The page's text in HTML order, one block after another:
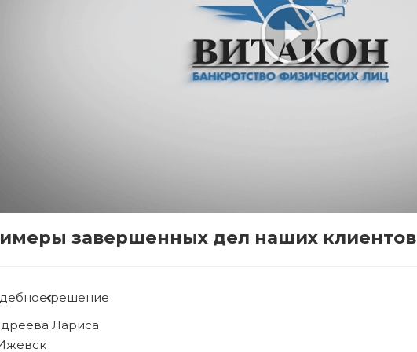
завершенных дел наших клиентов
решение
Людмила
Ижевск